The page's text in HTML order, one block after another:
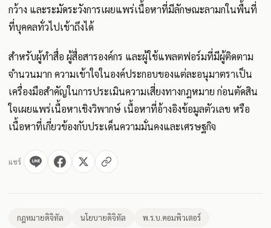
กว้าง และระมัดระวังการเผยแพร่เนื้อหาที่มีลักษณะลามกในพื้นที่
ที่บุคคลทั่วไปเข้าถึงได้
สำหรับผู้ทำสื่อ ผู้สื่อสารองค์กร และผู้ใช้แพลตฟอร์มที่มีผู้ติดตาม
จำนวนมาก ความเข้าใจในองค์ประกอบของแต่ละอนุมาตราเป็น
เครื่องมือสำคัญในการประเมินความเสี่ยงทางกฎหมาย ก่อนตัดสิน
ใจเผยแพร่เนื้อหาเชิงวิพากษ์ เนื้อหาที่อ้างอิงข้อมูลตัวเลข หรือ
เนื้อหาที่เกี่ยวข้องกับประเด็นความมั่นคงและเศรษฐกิจ
แชร์
กฎหมายดิจิทัล นโยบายดิจิทัล
พ.ร.บ.คอมพิวเตอร์